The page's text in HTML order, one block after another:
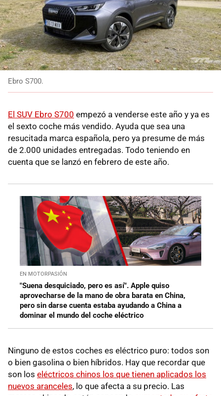
Ebro S700.
El SUV Ebro S700 empezó a venderse este año y ya es
el sexto coche más vendido. Ayuda que sea una
resucitada marca española, pero ya presume de más
de 2.000 unidades entregadas. Todo teniendo en
cuenta que se lanzó en febrero de este año.
EN MOTORPASIÓN
"Suena desquiciado, pero es así". Apple quiso
aprovecharse de la mano de obra barata en China,
pero sin darse cuenta estaba ayudando a China a
dominar el mundo del coche eléctrico
Ninguno de estos coches es eléctrico puro: todos son
o bien gasolina o bien híbridos. Hay que recordar que
son los eléctricos chinos los que tienen aplicados los
nuevos aranceles, lo que afecta a su precio. Las